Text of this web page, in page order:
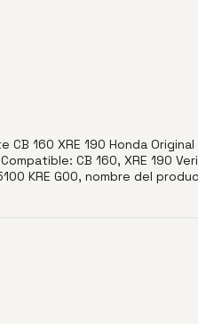
160 XRE 190 Honda
CB 160, XRE 190
KRE G00, nombre del